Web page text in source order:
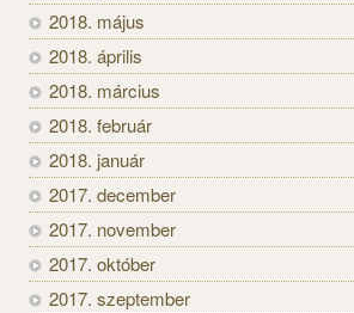
2018. május
2018. április
2018. március
2018. február
2018. január
2017. december
2017. november
2017. október
2017. szeptember